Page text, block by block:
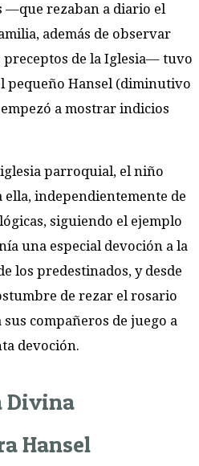
—que rezaban a diario el
además de observar
preceptos de la Iglesia— tuvo
pequeño Hansel (diminutivo
a mostrar indicios
parroquial, el niño
ella, independientemente de
siguiendo el ejemplo
una especial devoción a la
los predestinados, y desde
de rezar el rosario
compañeros de juego a
devoción.
Divina
Hansel